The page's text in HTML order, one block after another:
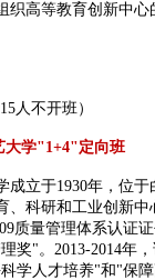
织高等教育创新中
人不开班）
学"1+4"定向班
立于1930年，位于
、科研和工业创新
质量管理体系认证
奖"。2013-2014年
学人才培养"和"保